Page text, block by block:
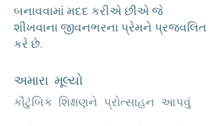
બનાવવામાં મદદ કરીએ છીએ જે
શીખવાના જીવનભરના પ્રેમને પ્રજ્વલિત
કરે છે.
અમારા મૂલ્યો
કૌટુંબિક શિક્ષણને પ્રોત્સાહન આપવું